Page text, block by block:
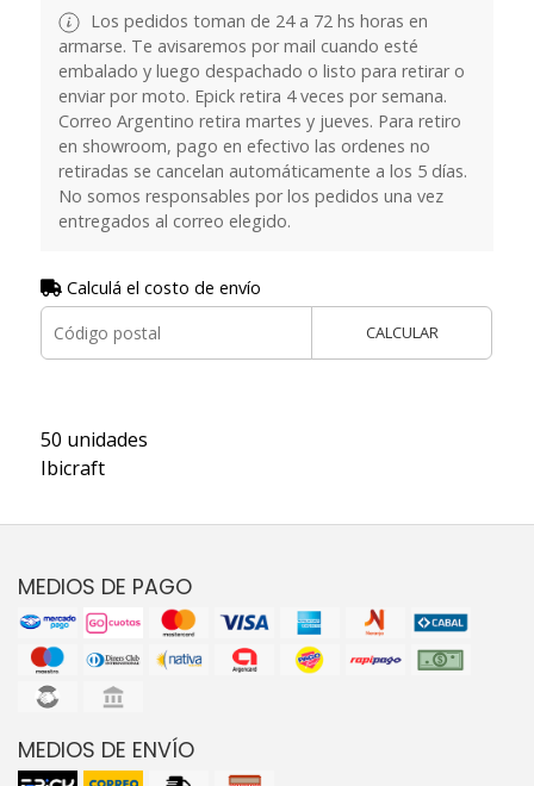
Los pedidos toman de 24 a 72 hs horas en
armarse. Te avisaremos por mail cuando esté
embalado y luego despachado o listo para retirar o
enviar por moto. Epick retira 4 veces por semana.
Correo Argentino retira martes y jueves. Para retiro
en showroom, pago en efectivo las ordenes no
retiradas se cancelan automáticamente a los 5 días.
No somos responsables por los pedidos una vez
entregados al correo elegido.
Calculá el costo de envío
CALCULAR
50 unidades
Ibicraft
MEDIOS DE PAGO
MEDIOS DE ENVÍO